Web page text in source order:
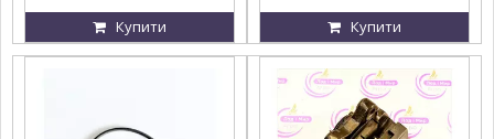
Купити Купити